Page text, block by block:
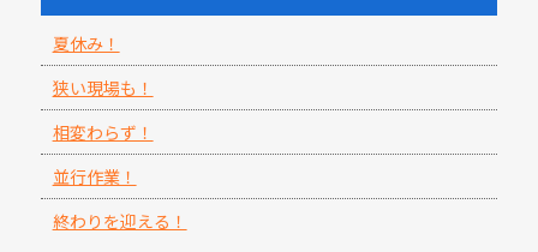
夏休み！
狭い現場も！
相変わらず！
並行作業！
終わりを迎える！